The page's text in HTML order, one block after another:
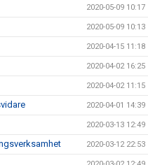
2020-05-09 10:17
2020-05-09 10:13
2020-04-15 11:18
2020-04-02 16:25
2020-04-02 11:15
2020-04-01 14:39
2020-03-13 12:49
2020-03-12 22:53